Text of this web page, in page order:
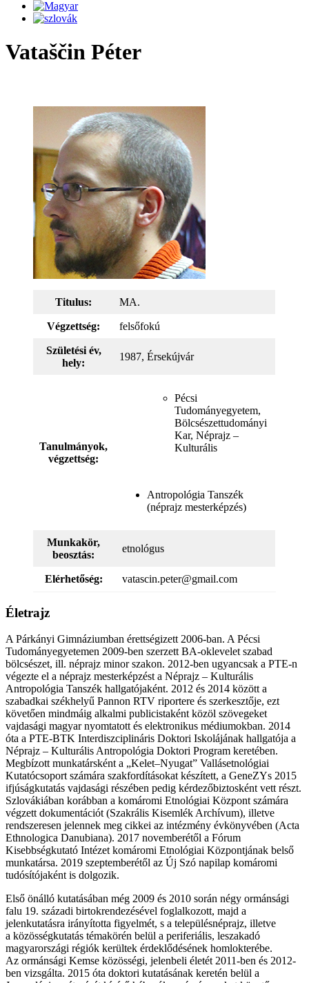
Vataščin Péter
Titulus: MA.
Végzettség: felsőfokú
Születési év,
hely:
1987, Érsekújvár
Tanulmányok,
végzettség:
Pécsi
Tudományegyetem,
Bölcsészettudományi
Kar, Néprajz –
Kulturális
Antropológia Tanszék
(néprajz mesterképzés)
Munkakör,
beosztás:
etnológus
Elérhetőség: vatascin.peter@gmail.com
Életrajz
A Párkányi Gimnáziumban érettségizett 2006-ban. A Pécsi
Tudományegyetemen 2009-ben szerzett BA-oklevelet szabad
bölcsészet, ill. néprajz minor szakon. 2012-ben ugyancsak a PTE-n
végezte el a néprajz mesterképzést a Néprajz – Kulturális
Antropológia Tanszék hallgatójaként. 2012 és 2014 között a
szabadkai székhelyű Pannon RTV riportere és szerkesztője, ezt
követően mindmáig alkalmi publicistaként közöl szövegeket
vajdasági magyar nyomtatott és elektronikus médiumokban. 2014
óta a PTE-BTK Interdiszciplináris Doktori Iskolájának hallgatója a
Néprajz – Kulturális Antropológia Doktori Program keretében.
Megbízott munkatársként a „Kelet–Nyugat” Vallásetnológiai
Kutatócsoport számára szakfordításokat készített, a GeneZYs 2015
ifjúságkutatás vajdasági részében pedig kérdezőbiztosként vett részt.
Szlovákiában korábban a komáromi Etnológiai Központ számára
végzett dokumentációt (Szakrális Kisemlék Archívum), illetve
rendszeresen jelennek meg cikkei az intézmény évkönyvében (Acta
Ethnologica Danubiana). 2017 novemberétől a Fórum
Kisebbségkutató Intézet komáromi Etnológiai Központjának belső
munkatársa. 2019 szeptemberétől az Új Szó napilap komáromi
tudósítójaként is dolgozik.
Első önálló kutatásában még 2009 és 2010 során négy ormánsági
falu 19. századi birtokrendezésével foglalkozott, majd a
jelenkutatásra irányította figyelmét, s a településnéprajz, illetve
a közösségkutatás témakörén belül a periferiális, leszakadó
magyarországi régiók kerültek érdeklődésének homlokterébe.
Az ormánsági Kemse közösségi, jelenbeli életét 2011-ben és 2012-
ben vizsgálta. 2015 óta doktori kutatásának keretén belül a